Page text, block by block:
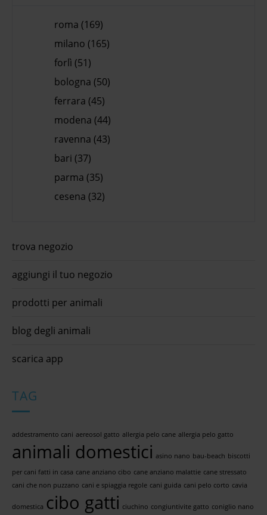
roma (169)
milano (165)
forlì (51)
bologna (50)
ferrara (45)
modena (44)
ravenna (43)
bari (37)
parma (35)
cesena (32)
trova negozio
aggiungi il tuo negozio
prodotti per animali
blog degli animali
scarica app
TAG
addestramento cani aereosol gatto allergia pelo cane allergia pelo gatto
animali domestici asino nano bau-beach biscotti
per cani fatti in casa cane anziano cibo cane anziano malattie cane stressato
cani che non puzzano cani e spiaggia regole cani guida cani pelo corto cavia
domestica cibo gatti ciuchino congiuntivite gatto coniglio nano